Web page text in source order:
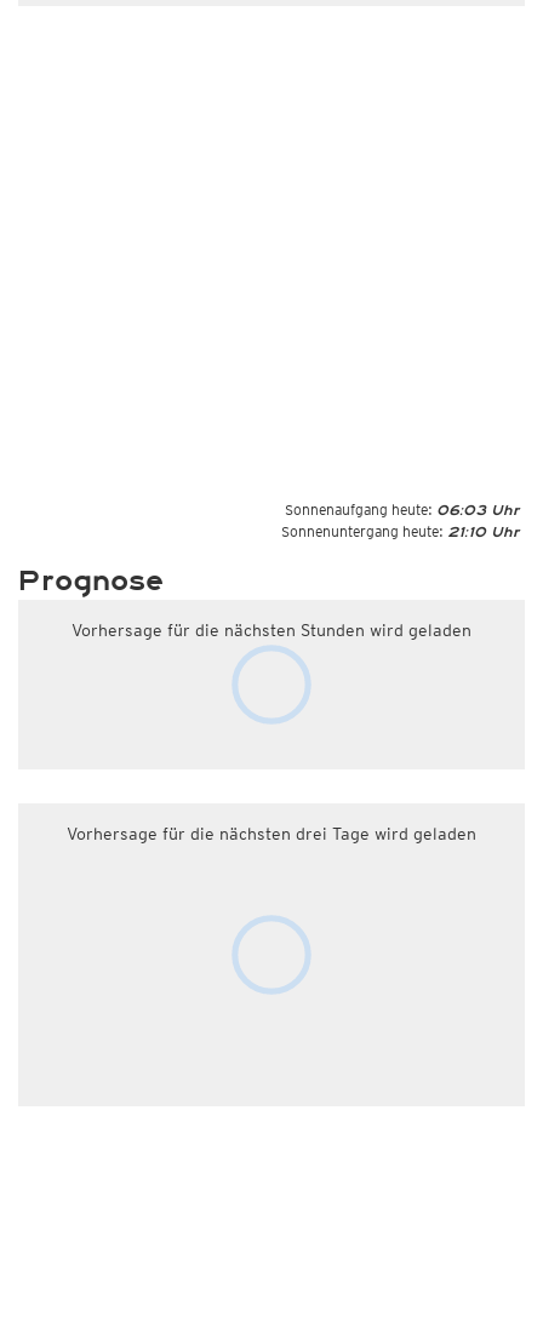
Sonnenaufgang heute: 06:03 Uhr
Sonnenuntergang heute: 21:10 Uhr
Prognose
Vorhersage für die nächsten Stunden wird geladen
Vorhersage für die nächsten drei Tage wird geladen